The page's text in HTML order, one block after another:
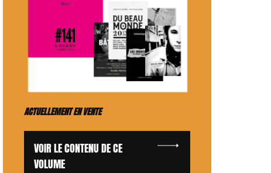
ACTUELLEMENT EN VENTE
VOIR LE CONTENU DE CE
VOLUME